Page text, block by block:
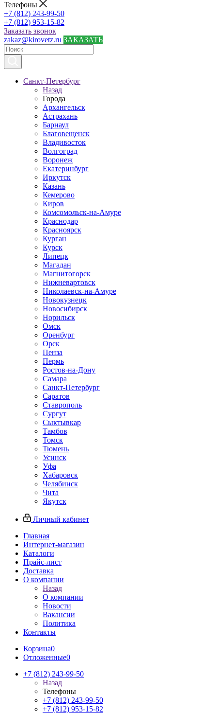
Телефоны
+7 (812) 243-99-50
+7 (812) 953-15-82
Заказать звонок
zakaz@kirovetz.ru ЗАКАЗАТЬ
Санкт-Петербург
Назад
Города
Архангельск
Астрахань
Барнаул
Благовещенск
Владивосток
Волгоград
Воронеж
Екатеринбург
Иркутск
Казань
Кемерово
Киров
Комсомольск-на-Амуре
Краснодар
Красноярск
Курган
Курск
Липецк
Магадан
Магнитогорск
Нижневартовск
Николаевск-на-Амуре
Новокузнецк
Новосибирск
Норильск
Омск
Оренбург
Орск
Пенза
Пермь
Ростов-на-Дону
Самара
Санкт-Петербург
Саратов
Ставрополь
Сургут
Сыктывкар
Тамбов
Томск
Тюмень
Усинск
Уфа
Хабаровск
Челябинск
Чита
Якутск
Личный кабинет
Главная
Интернет-магазин
Каталоги
Прайс-лист
Доставка
О компании
Назад
О компании
Новости
Вакансии
Политика
Контакты
Корзина0
Отложенные0
+7 (812) 243-99-50
Назад
Телефоны
+7 (812) 243-99-50
+7 (812) 953-15-82